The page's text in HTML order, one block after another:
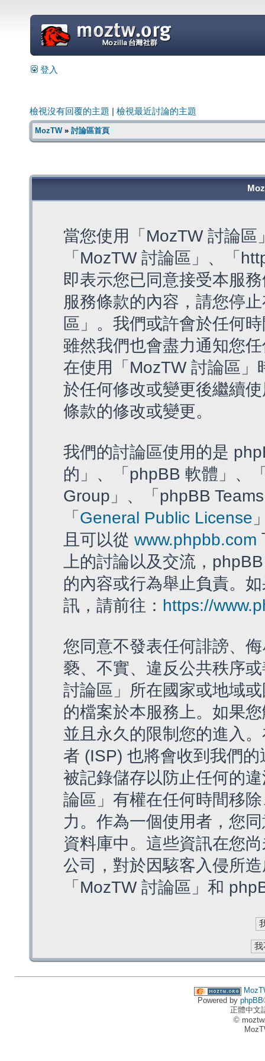
=
登入
檢視沒有回覆的主題 檢視最近討論的主題
MozTW» 討論區首頁
當您使用「MozTW 討論
「MozTW 討論區」、「
即表示您已同意接受本服
服務條款的內容，請您停
區」。我們或許會於任何
雖然我們也會盡力通知您
在使用「MozTW 討論區
於任何修改或變更後繼續
條款的修改或變更。
我們的討論區使用的是
的」、「phpBB 軟體」、
Group」、「phpBB
「 General Public License
且可以從 www.phpbb.com
上的討論以及交流，
的內容或行為舉止負責。
訊，請前往： https://
您同意不發表任何誹謗、
褻、不實、違反公共秩序
討論區」所在國家或地域
的檔案於本服務上。如果
並且永久的限制您的進入
者 (ISP) 也將會收到我們
被記錄儲存以防止任何的
論區」有權在任何時間移
力。作為一個使用者，您
資料庫中。這些資訊在您
公司，對於因駭客入侵所
「MozTW 討論區」和
Powered by phpBB
正體中文
©